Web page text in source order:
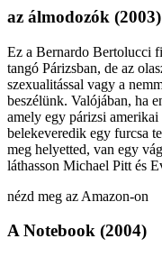
az álmodozók (2003)
Ez a Bernardo Bertolucci
tangó Párizsban, de az
szexualitással vagy a
beszélünk. Valójában, ha
amely egy párizsi
belekeveredik egy furcsa
meg helyetted, van egy
láthasson Michael Pitt és
nézd meg az Amazon-on
A Notebook (2004)